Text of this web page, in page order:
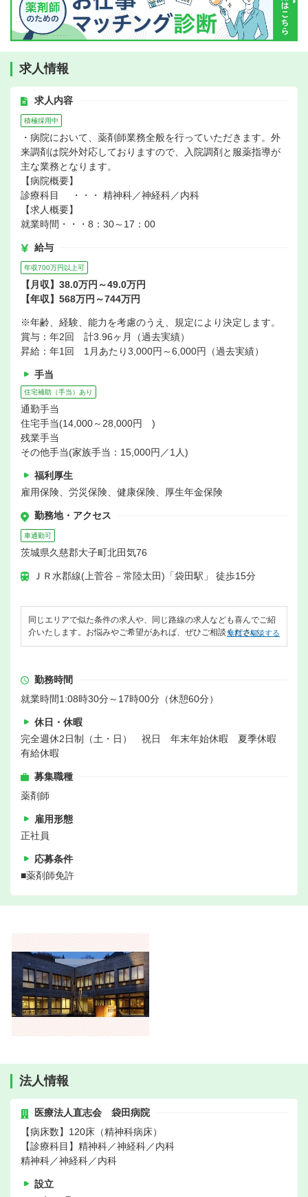
求人情報
求人内容
積極採用中
・病院において、薬剤師業務全般を行っていただきます。外
来調剤は院外対応しておりますので、入院調剤と服薬指導が
主な業務となります。
【病院概要】
診療科目 ・・・ 精神科／神経科／内科
【求人概要】
就業時間・・・8：30～17：00
給与
年収700万円以上可
【月収】38.0万円～49.0万円
【年収】568万円～744万円
※年齢、経験、能力を考慮のうえ、規定により決定します。
賞与：年2回 計3.96ヶ月（過去実績）
昇給：年1回 1月あたり3,000円～6,000円（過去実績）
手当
住宅補助（手当）あり
通勤手当
住宅手当(14,000～28,000円 )
残業手当
その他手当(家族手当：15,000円／1人)
福利厚生
雇用保険、労災保険、健康保険、厚生年金保険
勤務地・アクセス
車通勤可
茨城県久慈郡大子町北田気76
ＪＲ水郡線(上菅谷－常陸太田)「袋田駅」 徒歩15分
同じエリアで似た条件の求人や、同じ路線の求人なども喜んでご紹
介いたします。お悩みやご希望があれば、ぜひご相談ください。
無料で相談する
勤務時間
就業時間1:08時30分～17時00分（休憩60分）
休日・休暇
完全週休2日制（土・日） 祝日 年末年始休暇 夏季休暇
有給休暇
募集職種
薬剤師
雇用形態
正社員
応募条件
■薬剤師免許
法人情報
医療法人直志会 袋田病院
【病床数】120床（精神科病床）
【診療科目】精神科／神経科／内科
精神科／神経科／内科
設立